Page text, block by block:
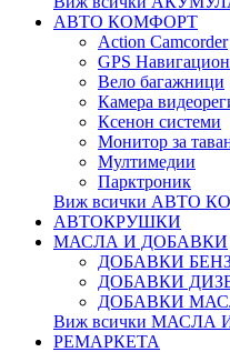
АВТО КОМФОРТ
Action Camcorder
GPS
Вело багажници
Камера
Ксенон системи
Монитор за
Мултимедии
Парктроник
Виж всички АВТО
АВТОКРУШКИ
МАСЛА И ДОБАВКИ
ДОБАВКИ
ДОБАВКИ
ДОБАВКИ
Виж всички МАСЛА
РЕМАРКЕТА